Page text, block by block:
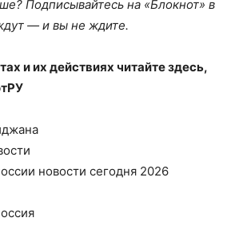
Подписывайтесь на «Блокнот» в
— и вы не ждите.
и их действиях читайте здесь,
новости сегодня 2026